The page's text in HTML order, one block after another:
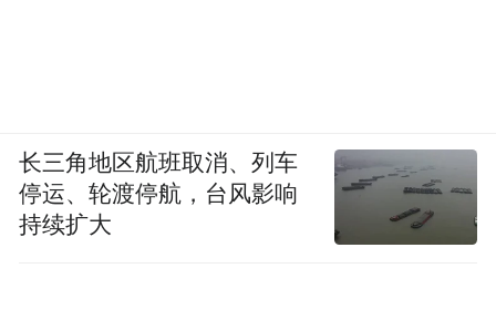
长三角地区航班取消、列车
停运、轮渡停航，台风影响
持续扩大